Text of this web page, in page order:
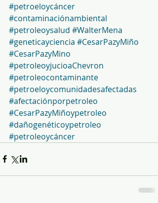
#petroeloycáncer
#contaminaciónambiental
#petroleoysalud #WalterMena
#geneticayciencia #CesarPazyMiño
#CesarPazyMino
#petroleoyjucioaChevron
#petroleocontaminante
#petroeloycomunidadesafectadas
#afectaciónporpetroleo
#CesarPazyMiñoypetroleo
#dañogenéticoypetroleo
#petroleoycáncer